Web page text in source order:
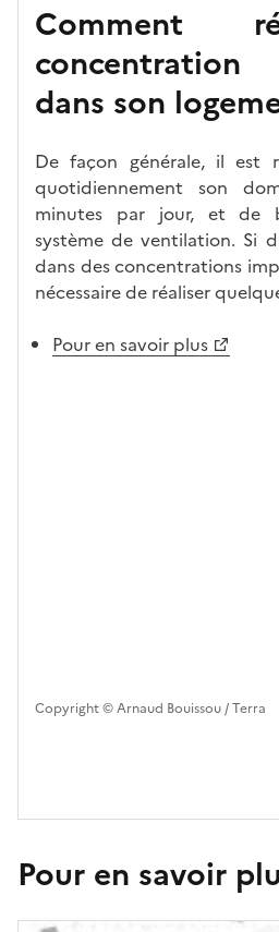
Comment
dans son
De façon générale, il est
quotidiennement son
minutes par jour, et de
système de ventilation. Si
dans des concentrations
nécessaire de réaliser
Pour en savoir plus
Copyright © Arnaud Bouissou / Terra
Pour en savoir